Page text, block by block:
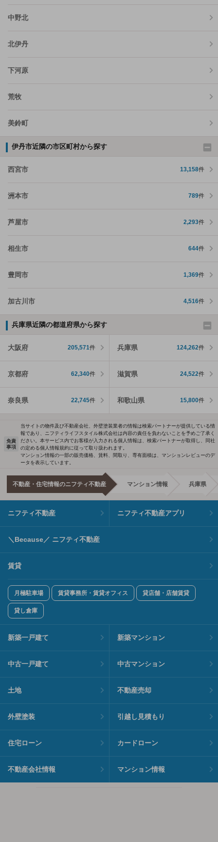
中野北
北伊丹
下河原
荒牧
美鈴町
伊丹市近隣の市区町村から探す
西宮市 13,158件
洲本市 789件
芦屋市 2,293件
相生市 644件
豊岡市 1,369件
加古川市 4,516件
兵庫県近隣の都道府県から探す
大阪府 205,571件 兵庫県 124,262件
京都府 62,340件 滋賀県 24,522件
奈良県 22,745件 和歌山県 15,800件
免責
事項
当サイトの物件及び不動産会社、外壁塗装業者の情報は検索パートナーが提供している情
報であり、ニフティライフスタイル株式会社は内容の責任を負わないことを予めご了承く
ださい。本サービス内でお客様が入力される個人情報は、検索パートナーが取得し、同社
の定める個人情報規約に従って取り扱われます。
マンション情報の一部の販売価格、賃料、間取り、専有面積は、マンションレビューのデ
ータを表示しています。
不動産・住宅情報のニフティ不動産 マンション情報 兵庫県
ニフティ不動産 ニフティ不動産アプリ
＼Because／ ニフティ不動産
賃貸
月極駐車場 賃貸事務所・賃貸オフィス 貸店舗・店舗賃貸
貸し倉庫
新築一戸建て 新築マンション
中古一戸建て 中古マンション
土地 不動産売却
外壁塗装 引越し見積もり
住宅ローン カードローン
不動産会社情報 マンション情報